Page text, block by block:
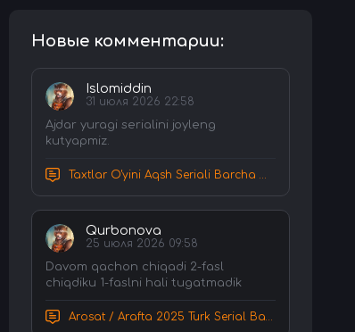
Новые комментарии:
Islomiddin
31 июля 2026 22:58
Ajdar yuragi serialini joyleng
kutyapmiz.
Taxtlar O'yini Aqsh Seriali Barcha Qismlar Uzbek tilida Tarjima Serial HD Skachat
Qurbonova
25 июля 2026 09:58
Davom qachon chiqadi 2-fasl
chiqdiku 1-faslni hali tugatmadik
Arosat / Arafta 2025 Turk Serial Barcha Qismlar Uzbek tilida Tarjima Serial tas-ix skachat